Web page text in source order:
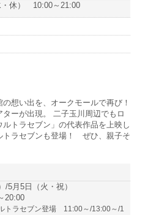
・休） 10:00～21:00
想い出を、オークモールで再び！
ーが出現。 二子玉川周辺でもロ
トラセブン」の代表作品を上映し
トラセブンも登場！ ぜひ、親子そ
/5月5日（火・祝）
20:00
トラセブン登場 11:00～/13:00～/1